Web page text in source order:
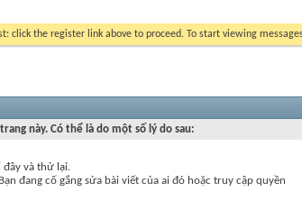
click the register link above to proceed. To start viewing
này. Có thể là do một số lý do sau:
đây và thử lại.
đang cố gắng sửa bài viết của ai đó hoặc truy cập quyền